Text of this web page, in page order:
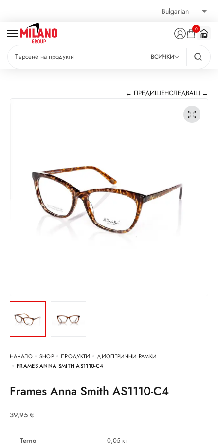
0
ВСИЧКИ
← ПРЕДИШЕНСЛЕДВАЩ →
НАЧАЛО SHOP ПРОДУКТИ
ДИОПТРИЧНИ РАМКИ
FRAMES ANNA SMITH AS1110-C4
Frames Anna Smith AS1110-C4
39,95 €
Тегло
0,05 кг